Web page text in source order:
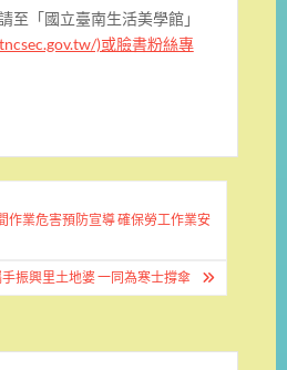
至「國立臺南生活美學館」
)或臉書粉絲專
作業危害預防宣導 確保勞工作業安
振興里土地婆 一同為寒士撐傘